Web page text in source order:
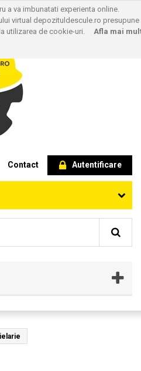
Autentificare
Contact
a va imbunatati experienta online.
virtual depozituldescule.ro presupune
utilizarea de cookie-uri. Afla mai